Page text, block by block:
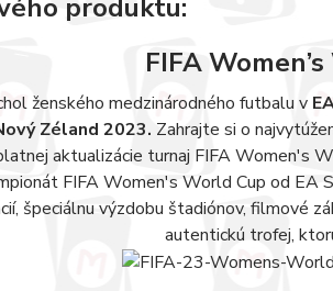
produktu:
FIFA
ženského medzinárodného futbalu v
Zéland 2023. Zahrajte si o
aktualizácie turnaj FIFA Women's
FIFA Women's World Cup od EA
špeciálnu výzdobu štadiónov, filmové
autentickú trofej,